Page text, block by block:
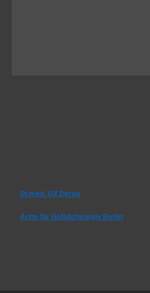
Dr.med. Ulf Zierau
Ärzte für Gefäßchirurgie Berlin